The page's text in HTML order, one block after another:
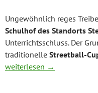
Ungewöhnlich reges
Schulhof des Standorts
Unterrichtsschluss. Der
traditionelle Streetball-
Streetball-Cup 2014
weiterlesen →